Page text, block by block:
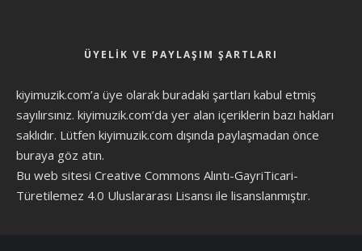
ÜYELIK VE PAYLAŞIM ŞARTLARI
kiyimuzik.com’a üye olarak buradaki şartları kabul etmiş
sayılırsınız. kiyimuzik.com’da yer alan içeriklerin bazı hakları
saklıdır. Lütfen kiyimuzik.com dışında paylaşmadan önce
buraya göz atın.
Bu web sitesi Creative Commons Alıntı-GayriTicari-
Türetilemez 4.0 Uluslararası Lisansı ile lisanslanmıştır.